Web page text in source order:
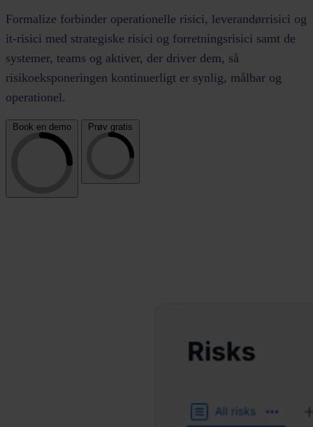
Formalize forbinder operationelle risici, leverandørrisici og
it-risici med strategiske risici og forretningsrisici samt de
systemer, teams og aktiver, der driver dem, så
risikoeksponeringen kontinuerligt er synlig, målbar og
operationel.
Book en demo Prøv gratis